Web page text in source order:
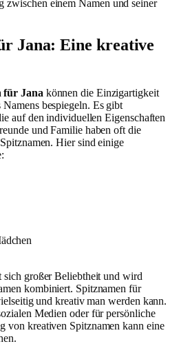
zwischen einem Namen und seiner
Jana: Eine kreative
für Jana können die Einzigartigkeit
bespiegeln. Es gibt
auf den individuellen Eigenschaften
und Familie haben oft die
Hier sind einige
sich großer Beliebtheit und wird
kombiniert. Spitznamen für
und kreativ man werden kann.
Medien oder für persönliche
von kreativen Spitznamen kann eine